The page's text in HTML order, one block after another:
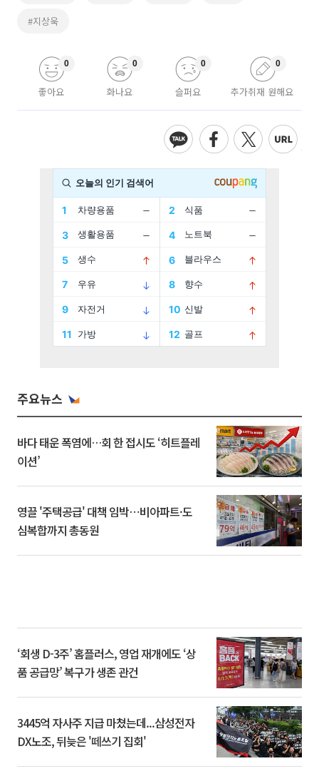
#지상욱
좋아요
0
화나요
0
슬퍼요
0
추가취재 원해요
0
주요뉴스
바다 태운 폭염에…회 한 접시도 ‘히트플레
이션’
영끌 '주택공급' 대책 임박⋯비아파트·도
심복합까지 총동원
‘회생 D-3주’ 홈플러스, 영업 재개에도 ‘상
품 공급망’ 복구가 생존 관건
3445억 자사주 지급 마쳤는데...삼성전자
DX노조, 뒤늦은 '떼쓰기 집회'